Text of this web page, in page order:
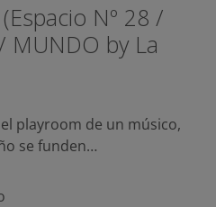
Nº 28 /
MUNDO by La
playroom de un músico,
se funden…